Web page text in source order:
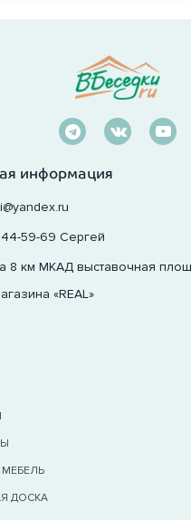
информация
59-69 Сергей
8 км МКАД выставочная
«REAL»
ДОСКА